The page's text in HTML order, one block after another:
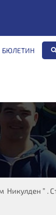
БЮЛЕТИН
Никулден ” .